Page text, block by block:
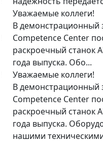
Уважаемые коллеги!
В демонстрационный
Competence Center
раскроечный станок
года выпуска. Обо...
Уважаемые коллеги!
В демонстрационный
Competence Center
раскроечный станок
года выпуска.
нашими